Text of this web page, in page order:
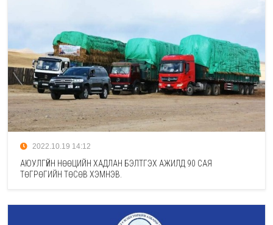
2022.10.19 14:12
АЮУЛГҮЙН НӨӨЦИЙН ХАДЛАН БЭЛТГЭХ АЖИЛД 90 САЯ
ТӨГРӨГИЙН ТӨСӨВ ХЭМНЭВ.